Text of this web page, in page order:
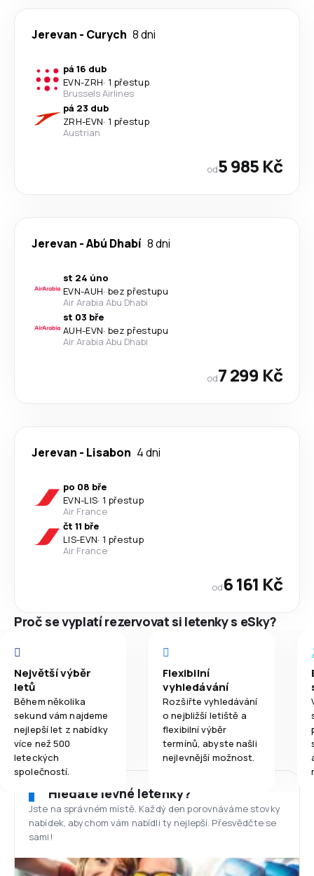
Jerevan - Curych 8 dni
pá 16 dub
EVN-ZRH· 1 přestup
Brussels Airlines
pá 23 dub
ZRH-EVN· 1 přestup
Austrian
od5 985 Kč
Jerevan -Abú Dhabí 8 dni
st 24 úno
EVN-AUH· bez přestupu
Air Arabia Abu Dhabi
st 03 bře
AUH-EVN· bez přestupu
Air Arabia Abu Dhabi
od7 299 Kč
Jerevan - Lisabon 4 dni
po 08 bře
EVN-LIS· 1 přestup
Air France
čt 11 bře
LIS-EVN· 1 přestup
Air France
od6 161 Kč
Proč se vyplatí rezervovat si letenky s eSky?
Největší výběr
letů
Během několika
sekund vám najdeme
nejlepší let z nabídky
více než 500
leteckých
společností.
Flexibilní
vyhledávání
Rozšiřte vyhledávání
o nejbližší letiště a
flexibilní výběr
termínů, abyste našli
nejlevnější možnost.
Hledáte levné letenky?
Jste na správném místě. Každý den porovnáváme stovky
nabídek, abychom vám nabídli ty nejlepší. Přesvědčte se
sami!